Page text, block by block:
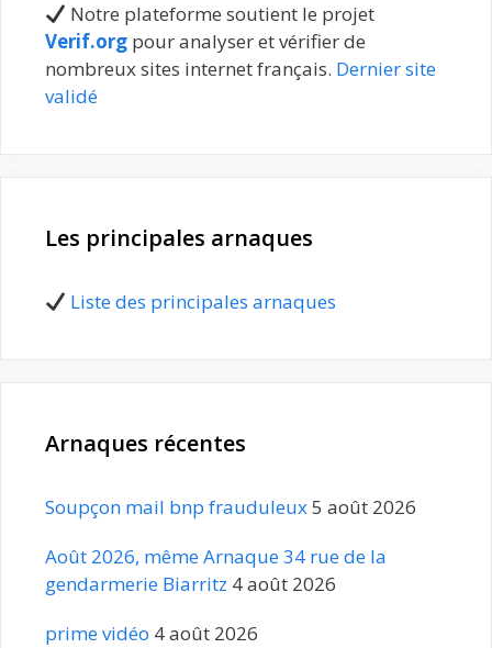
Notre plateforme soutient le projet
Verif.org pour analyser et vérifier de
nombreux sites internet français. Dernier site
validé
Les principales arnaques
Liste des principales arnaques
Arnaques récentes
Soupçon mail bnp frauduleux5 août 2026
Août 2026, même Arnaque 34 rue de la
gendarmerie Biarritz 4 août 2026
prime vidéo 4 août 2026